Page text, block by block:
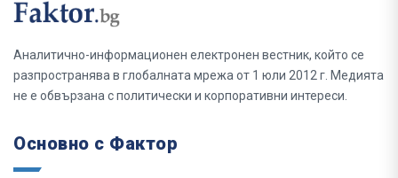
Аналитично-информационен електронен вестник, който се
разпространява в глобалната мрежа от 1 юли 2012 г. Медията
не е обвързана с политически и корпоративни интереси.
Основно с Фактор